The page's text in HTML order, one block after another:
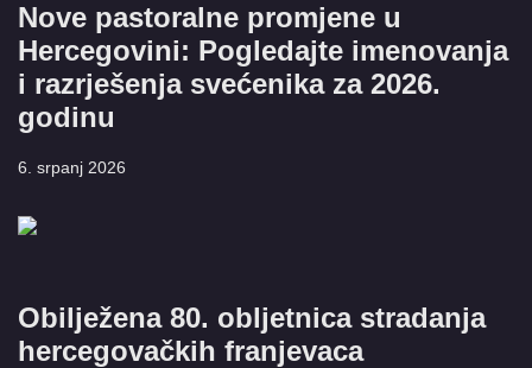
Nove pastoralne promjene u
Hercegovini: Pogledajte imenovanja
i razrješenja svećenika za 2026.
godinu
6. srpanj 2026
Obilježena 80. obljetnica stradanja
hercegovačkih franjevaca